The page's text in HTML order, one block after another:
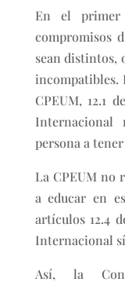
En el primer
compromisos
sean distintos,
incompatibles.
CPEUM, 12.1
Internacional
persona a
La CPEUM no
a educar en
artículos 12.4
Internacional
Así, la